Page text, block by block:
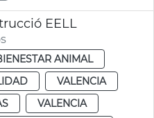
EELL
ANIMAL
VALENCIA
VALENCIA